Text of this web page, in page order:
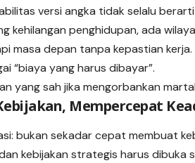
versi angka tidak selalu
kehilangan penghidupan, ada
masa depan tanpa kepastian kerja.
“biaya yang harus dibayar”.
yang sah jika mengorbankan
Mempercepat
bukan sekadar cepat membuat
kebijakan strategis harus